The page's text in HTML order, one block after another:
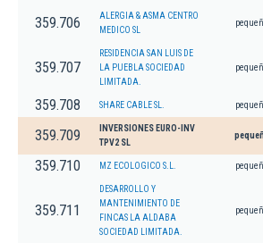
359.706
ALERGIA & ASMA CENTRO
MEDICO SL
359.707
RESIDENCIA SAN LUIS DE
LA PUEBLA SOCIEDAD
LIMITADA.
359.708 SHARE CABLE SL.
359.709
INVERSIONES EURO-INV
TPV2 SL
359.710 MZ ECOLOGICO S.L.
359.711
DESARROLLO Y
MANTENIMIENTO DE
FINCAS LA ALDABA
SOCIEDAD LIMITADA.